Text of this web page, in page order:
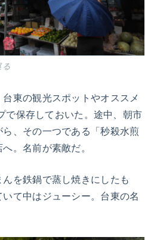
る
東の観光スポットやオススメ
で保存しておいた。途中、朝市
、その一つである「秒殺水煎
。名前が素敵だ。
を鉄鍋で蒸し焼きにしたも
て中はジューシー。台東の名